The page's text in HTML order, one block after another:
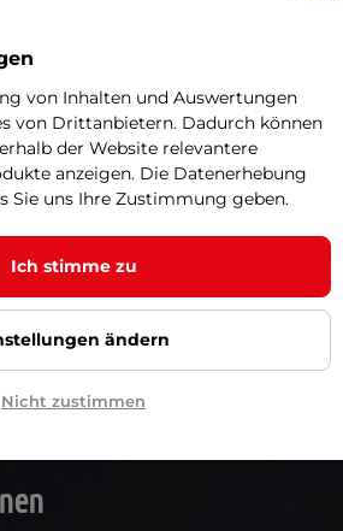
Harrows Official
Die
von Inhalten und Auswertungen
von Drittanbietern. Dadurch können
der Website relevantere
anzeigen. Die Datenerhebung
Sie uns Ihre Zustimmung geben.
Ich stimme zu
ändern
Nicht zustimmen